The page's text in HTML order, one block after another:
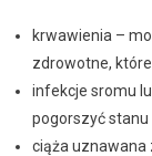
krwawienia –
zdrowotne,
infekcje sromu
pogorszyć stanu
ciąża uznawana